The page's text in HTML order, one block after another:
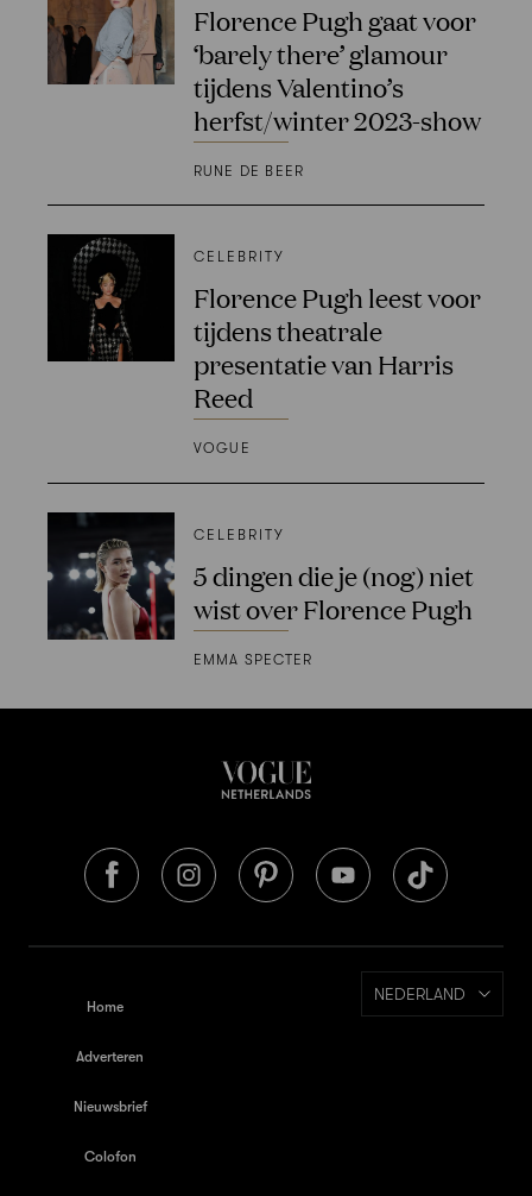
Florence Pugh gaat voor
‘barely there’ glamour
tijdens Valentino’s
herfst/winter 2023-show
RUNE DE BEER
CELEBRITY
Florence Pugh leest voor
tijdens theatrale
presentatie van Harris
Reed
VOGUE
CELEBRITY
5 dingen die je (nog) niet
wist over Florence Pugh
EMMA SPECTER
Home
Adverteren
Nieuwsbrief
Colofon
NEDERLAND